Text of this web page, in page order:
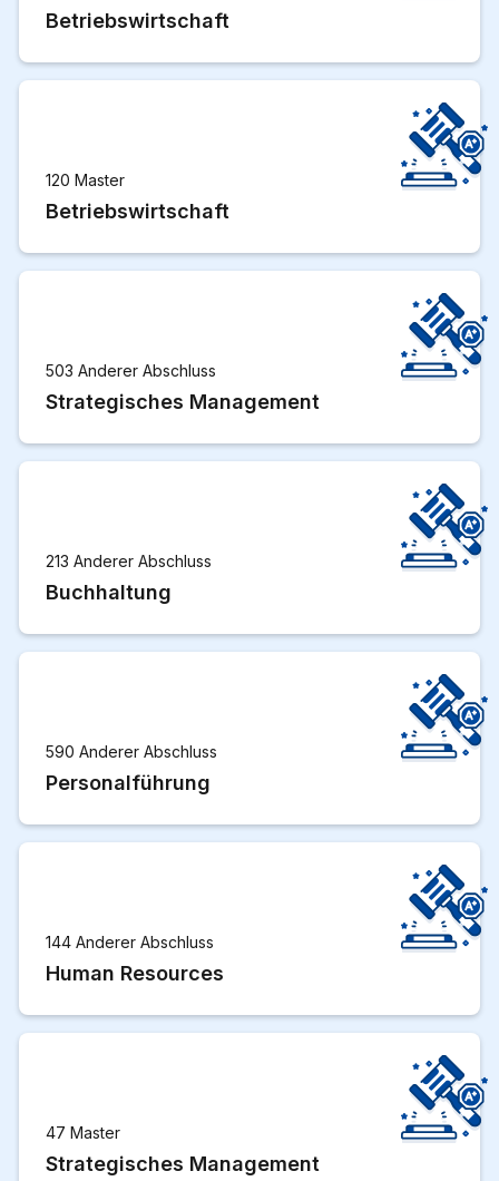
Betriebswirtschaft
120 Master
Betriebswirtschaft
503 Anderer Abschluss
Strategisches Management
213 Anderer Abschluss
Buchhaltung
590 Anderer Abschluss
Personalführung
144 Anderer Abschluss
Human Resources
47 Master
Strategisches Management